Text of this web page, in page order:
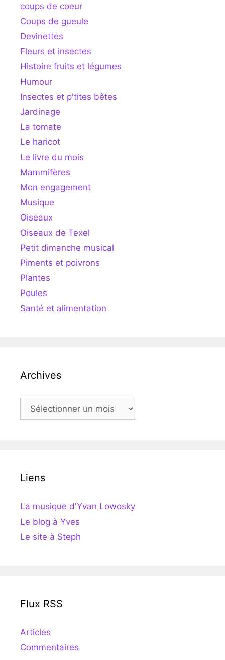
coups de coeur
Coups de gueule
Devinettes
Fleurs et insectes
Histoire fruits et légumes
Humour
Insectes et p'tites bêtes
Jardinage
La tomate
Le haricot
Le livre du mois
Mammifères
Mon engagement
Musique
Oiseaux
Oiseaux de Texel
Petit dimanche musical
Piments et poivrons
Plantes
Poules
Santé et alimentation
Archives
Archives
Liens
La musique d'Yvan Lowosky
Le blog à Yves
Le site à Steph
Flux RSS
Articles
Commentaires